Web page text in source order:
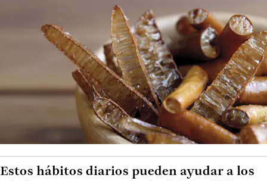
Estos hábitos diarios pueden ayudar a los